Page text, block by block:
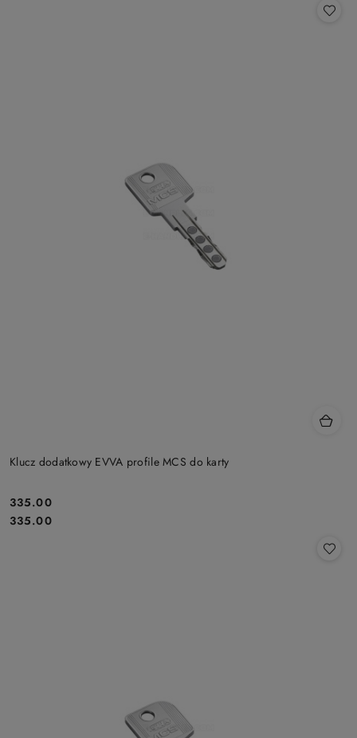
Klucz dodatkowy EVVA profile MCS do karty
Cena:
335.00
Cena:
335.00